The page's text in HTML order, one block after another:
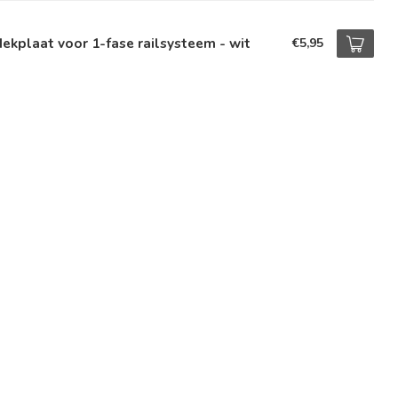
voor 1-fase railsysteem - wit €5,95